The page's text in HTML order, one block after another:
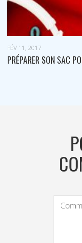
MAI 22, 2018
DU VTT DESCENTE ET